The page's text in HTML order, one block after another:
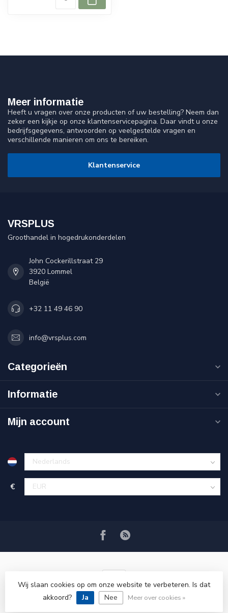
Meer informatie
Heeft u vragen over onze producten of uw bestelling? Neem dan
zeker een kijkje op onze klantenservicepagina. Daar vindt u onze
bedrijfsgegevens, antwoorden op veelgestelde vragen en
verschillende manieren om ons te bereiken.
Klantenservice
VRSPLUS
Groothandel in hogedrukonderdelen
John Cockerillstraat 29
3920 Lommel
België
+32 11 49 46 90
info@vrsplus.com
Categorieën
Informatie
Mijn account
€
© Copyright 2026 VRSPLUS
Wij slaan cookies op om onze website te verbeteren. Is dat
akkoord?
Ja Nee Meer over cookies »